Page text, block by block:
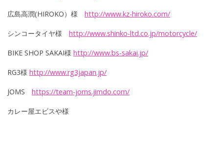
広島高潤(HIROKO）様 http://www.kz-hiroko.com/
シンコータイヤ様 http://www.shinko-ltd.co.jp/motorcycle/
BIKE SHOP SAKAI様 http://www.bs-sakai.jp/
RG3様 http://www.rg3japan.jp/
JOMS https://team-joms.jimdo.com/
カレー屋エビスや様